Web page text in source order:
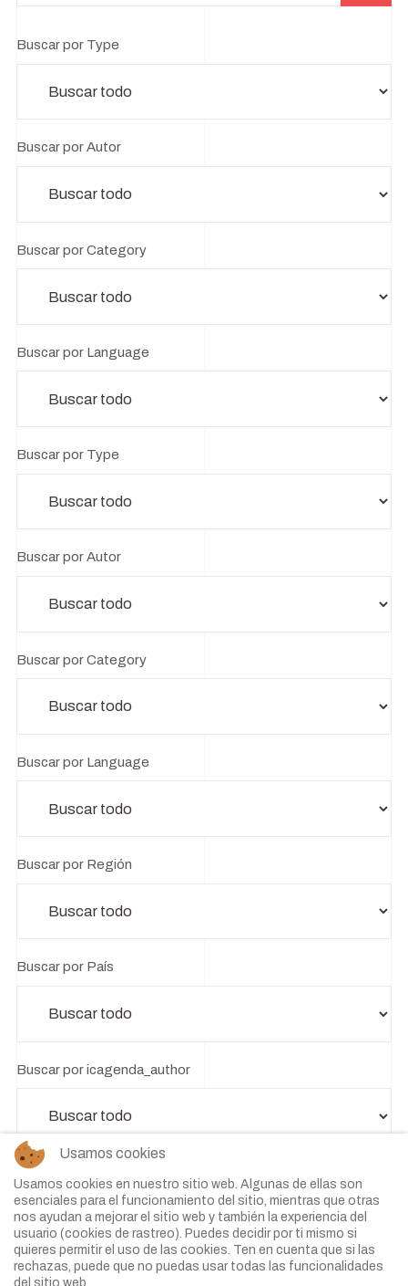
Buscar por Type
Buscar por Autor
Buscar por Category
Buscar por Language
Buscar por Type
Buscar por Autor
Buscar por Category
Buscar por Language
Buscar por Región
Buscar por País
Buscar por icagenda_author
Buscar por icagenda_category
Buscar por icagenda_nextdate
Usamos cookies
Usamos cookies en nuestro sitio web. Algunas de ellas son
esenciales para el funcionamiento del sitio, mientras que otras
nos ayudan a mejorar el sitio web y también la experiencia del
usuario (cookies de rastreo). Puedes decidir por ti mismo si
quieres permitir el uso de las cookies. Ten en cuenta que si las
rechazas, puede que no puedas usar todas las funcionalidades
del sitio web.